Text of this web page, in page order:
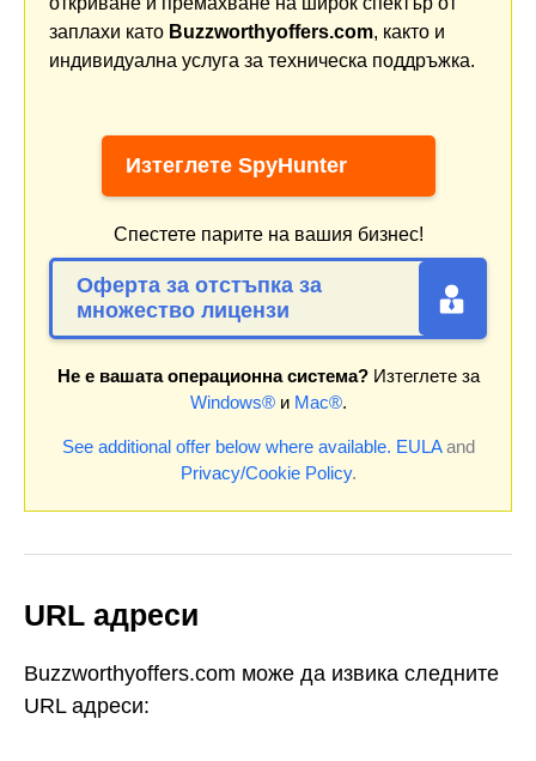
заплахи като Buzzworthyoffers.com, както и
индивидуална услуга за техническа поддръжка.
Изтеглете SpyHunter
Спестете парите на вашия бизнес!
Оферта за отстъпка за
множество лицензи
Не е вашата операционна система?Изтеглете за
Windows®и Mac®.
See additional offer below where available. EULAand
Privacy/Cookie Policy.
URL адреси
Buzzworthyoffers.com може да извика следните
URL адреси: